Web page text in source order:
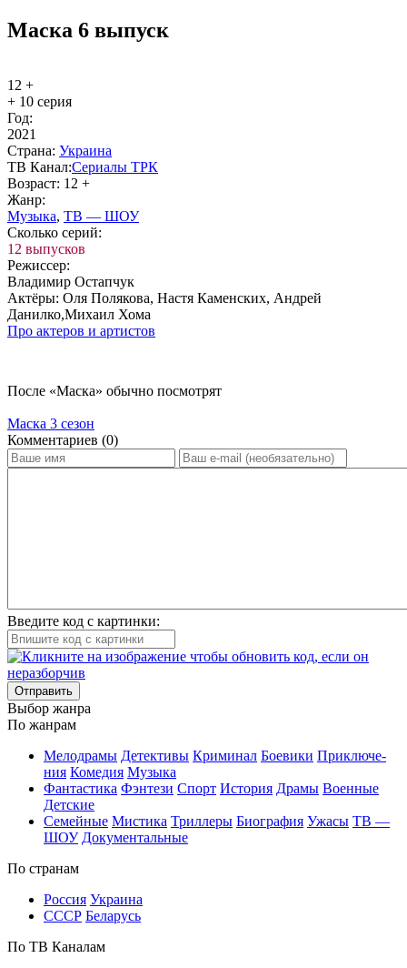
Маска 6 выпуск
12 +
+ 10 серия
Год:
2021
Стра­на: Ук­раи­на
ТВ Ка­нал:Се­риа­лы ТРК
Воз­раст: 12 +
Жанр:
Му­зы­ка, ТВ — ШОУ
Сколь­ко се­рий:
12 выпусков
Ре­жис­сер:
Владимир Остапчук
Ак­тё­ры: Оля Полякова, Настя Каменских, Андрей
Данилко,Михаил Хома
Про ак­те­ров и ар­ти­стов
По­сле «Маска» обыч­но по­смот­рят
Маска 3 сезон
Ком­мен­та­ри­ев (0)
Введите код с картинки:
Отправить
Вы­бор жан­ра
По жан­рам
Ме­ло­дра­мы Де­тек­ти­вы Кри­ми­нал Бое­ви­ки При­клю­че­
ния Ко­ме­дия Му­зы­ка
Фан­та­сти­ка Фэн­те­зи Спорт Ис­то­рия Дра­мы Во­ен­ные
Дет­ские
Се­мей­ные Мис­ти­ка Трил­ле­ры Био­гра­фия Ужа­сы ТВ —
ШОУ До­ку­мен­таль­ные
По стра­нам
Рос­сия Ук­раи­на
СССР Бе­ла­русь
По ТВ Ка­на­лам